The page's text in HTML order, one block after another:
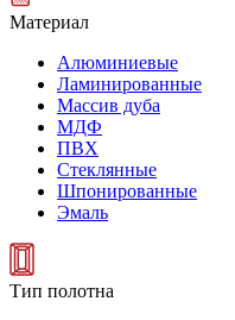
Материал
Алюминиевые
Ламинированные
Массив дуба
МДФ
ПВХ
Стеклянные
Шпонированные
Эмаль
Тип полотна